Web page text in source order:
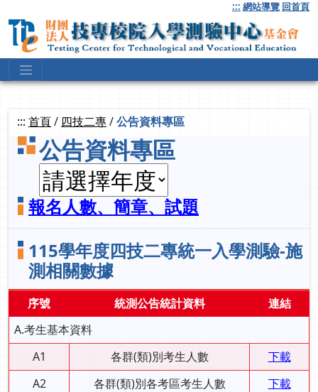
到
要
::: 網站導覽 回首頁
::: 首頁/ 四技二專/公告資料專區
公告資料專區
報名人數、簡章、試題
115學年度四技二專統一入學測驗-施
測相關數據
序號 統測公告統計資料
連結
A.考生基本資料
A1
各群(類)別考生人數
下載
A2
各群(類)別各考區考生人數
下載